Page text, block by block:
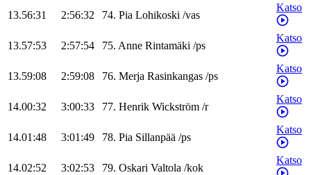
13.56:31 2:56:32 74. Pia Lohikoski /vas
Katso
13.57:53 2:57:54 75. Anne Rintamäki /ps
Katso
13.59:08 2:59:08 76. Merja Rasinkangas /ps
Katso
14.00:32 3:00:33 77. Henrik Wickström /r
Katso
14.01:48 3:01:49 78. Pia Sillanpää /ps
Katso
14.02:52 3:02:53 79. Oskari Valtola /kok
Katso